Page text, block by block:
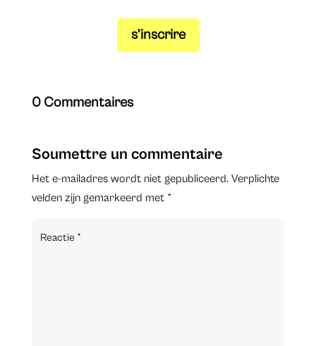
s’inscrire
0 Commentaires
Soumettre un commentaire
Het e-mailadres wordt niet gepubliceerd. Verplichte
velden zijn gemarkeerd met *